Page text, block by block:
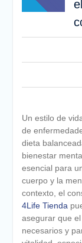
Un estilo de
de
dieta
bienestar
esencial para
cuerpo y la
contexto, el
4Life Tienda
asegurar que
necesarios y